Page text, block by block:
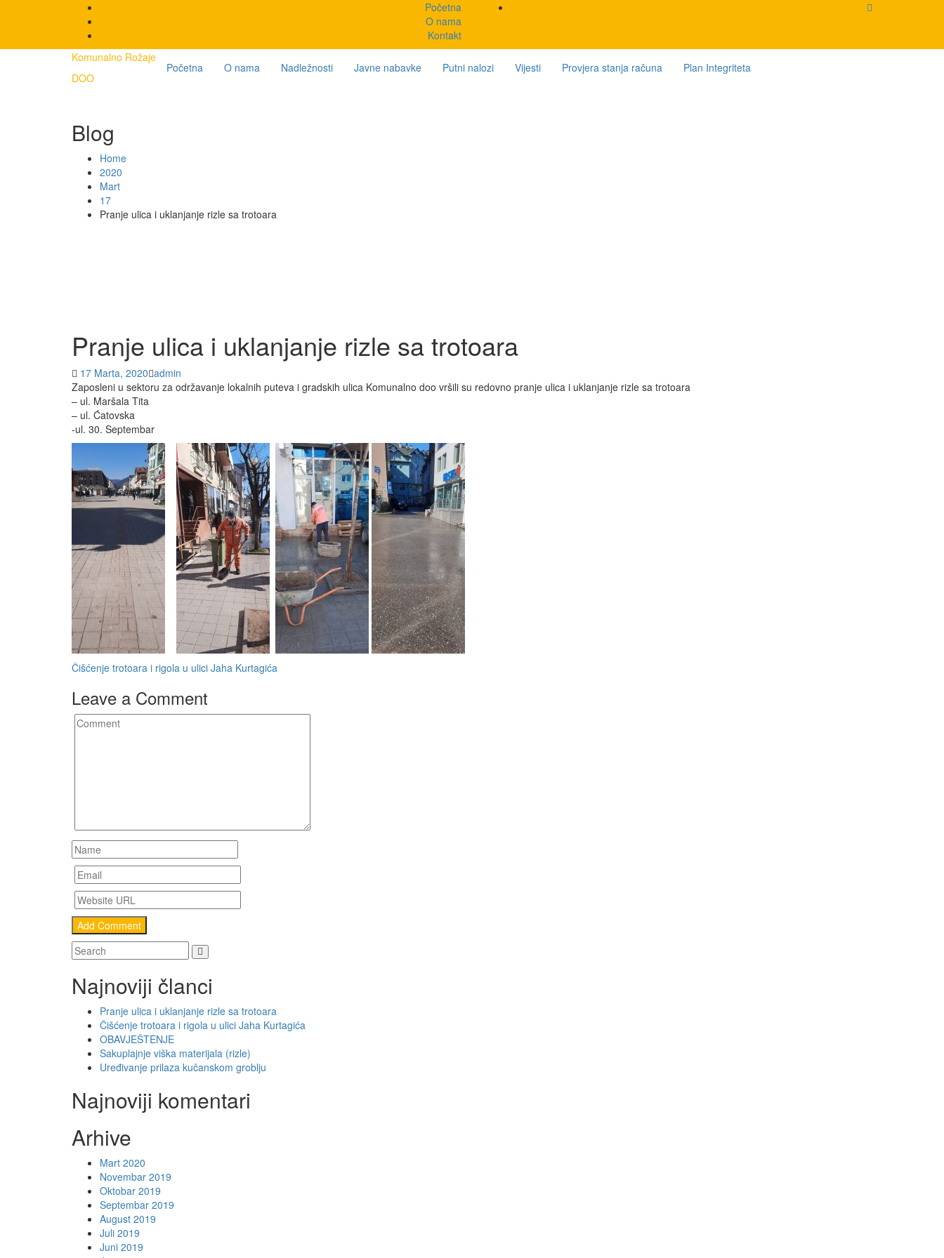
Početna
O nama
Kontakt
Komunalno Rožaje
DOO
Početna O nama Nadležnosti Javne nabavke Putni nalozi Vijesti Provjera stanja računa Plan Integriteta
Blog
Home
2020
Mart
17
Pranje ulica i uklanjanje rizle sa trotoara
Pranje ulica i uklanjanje rizle sa trotoara
17 Marta, 2020 admin
Zaposleni u sektoru za održavanje lokalnih puteva i gradskih ulica Komunalno doo vršili su redovno pranje ulica i uklanjanje rizle sa trotoara
– ul. Maršala Tita
– ul. Ćatovska
-ul. 30. Septembar
Navigacija
članaka
Čišćenje trotoara i rigola u ulici Jaha Kurtagića
Leave a Comment
Najnoviji članci
Pranje ulica i uklanjanje rizle sa trotoara
Čišćenje trotoara i rigola u ulici Jaha Kurtagića
OBAVJEŠTENJE
Sakuplajnje viška materijala (rizle)
Uređivanje prilaza kučanskom groblju
Najnoviji komentari
Arhive
Mart 2020
Novembar 2019
Oktobar 2019
Septembar 2019
August 2019
Juli 2019
Juni 2019